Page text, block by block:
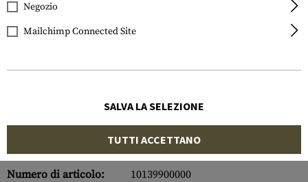
Numero di articolo:
10139900000
Negozio
Mailchimp Connected Site
SALVA LA SELEZIONE
TUTTI ACCETTANO